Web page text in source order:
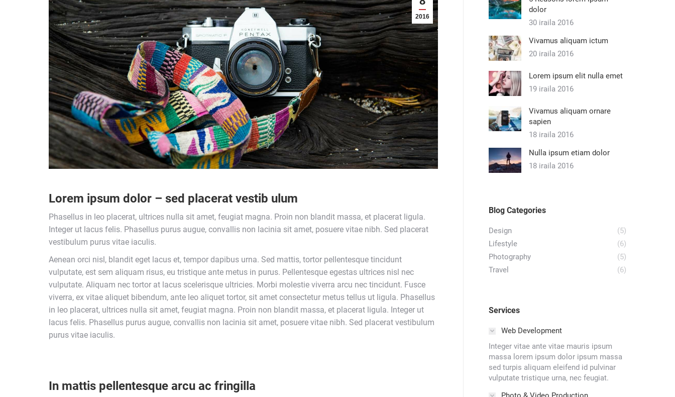
2016
Lorem ipsum dolor – sed placerat vestib ulum
Phasellus in leo placerat, ultrices nulla sit amet, feugiat magna. Proin non blandit massa, et placerat ligula.
Integer ut lacus felis. Phasellus purus augue, convallis non lacinia sit amet, posuere vitae nibh. Sed placerat
vestibulum purus vitae iaculis.
Aenean orci nisl, blandit eget lacus et, tempor dapibus urna. Sed mattis, tortor pellentesque tincidunt
vulputate, est sem aliquam risus, eu tristique ante metus in purus. Pellentesque egestas ultrices nisl nec
vulputate. Aliquam nec tortor at lacus scelerisque ultricies. Morbi molestie viverra arcu nec tincidunt. Fusce
viverra, ex vitae aliquet bibendum, ante leo aliquet tortor, sit amet consectetur metus tellus ut ligula. Phasellus
in leo placerat, ultrices nulla sit amet, feugiat magna. Proin non blandit massa, et placerat ligula. Integer ut
lacus felis. Phasellus purus augue, convallis non lacinia sit amet, posuere vitae nibh. Sed placerat vestibulum
purus vitae iaculis.
In mattis pellentesque arcu ac fringilla
dolor
30 iraila 2016
Vivamus aliquam ictum
20 iraila 2016
Lorem ipsum elit nulla emet
19 iraila 2016
Vivamus aliquam ornare
sapien
18 iraila 2016
Nulla ipsum etiam dolor
18 iraila 2016
Blog Categories
Design
(5)
Lifestyle
(6)
Photography
(5)
Travel
(6)
Services
Web Development
Integer vitae ante vitae mauris ipsum
massa lorem ipsum dolor ipsum massa
sed turpis aliquam eleifend id pulvinar
vulputate tristique urna, nec feugiat.